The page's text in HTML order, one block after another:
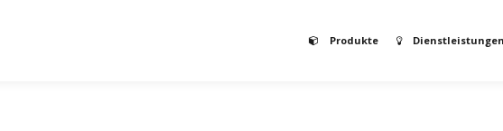
Produkte Dienstleistungen